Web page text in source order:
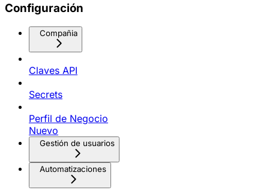
Configuración
Compañia
Claves API
Secrets
Perfil de Negocio
Nuevo
Gestión de usuarios
Automatizaciones